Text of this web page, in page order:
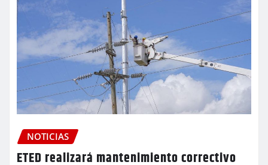
NOTICIAS
ETED realizará mantenimiento correctivo